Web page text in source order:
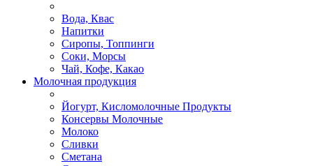
Вода, Квас
Напитки
Сиропы, Топпинги
Соки, Морсы
Чай, Кофе, Какао
Молочная продукция
Йогурт, Кисломолочные Продукты
Консервы Молочные
Молоко
Сливки
Сметана